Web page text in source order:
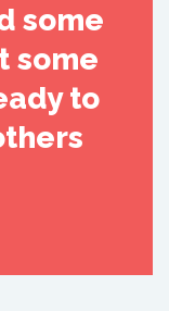
some
some
to